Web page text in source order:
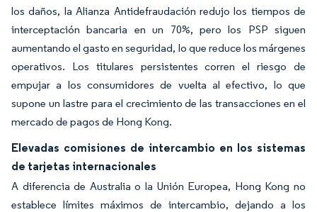
los daños, la Alianza Antidefraudación redujo los tiempos de
interceptación bancaria en un 70%, pero los PSP siguen
aumentando el gasto en seguridad, lo que reduce los márgenes
operativos. Los titulares persistentes corren el riesgo de
empujar a los consumidores de vuelta al efectivo, lo que
supone un lastre para el crecimiento de las transacciones en el
mercado de pagos de Hong Kong.
Elevadas comisiones de intercambio en los sistemas
de tarjetas internacionales
A diferencia de Australia o la Unión Europea, Hong Kong no
establece límites máximos de intercambio, dejando a los